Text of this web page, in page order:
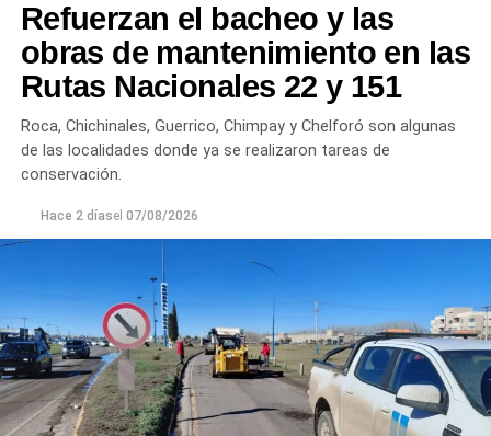
turbiedad cercanos a 80 NTU, mientras que en
Chichinales rondan los 10 NTU. En ambos casos, las
plantas continúan funcionando con monitoreo
permanente.
Los equipos técnicos de Aguas Rionegrinas mantienen
un seguimiento constante de la evolución de la turbiedad
con las condiciones que presenta el río.
Refuerzan el bacheo y las
obras de mantenimiento en las
Rutas Nacionales 22 y 151
Roca, Chichinales, Guerrico, Chimpay y Chelforó son algunas
de las localidades donde ya se realizaron tareas de
conservación.
Hace 2 díasel 07/08/2026